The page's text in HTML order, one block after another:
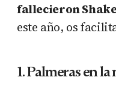
fallecieron
este año, os
1. Palmeras en la